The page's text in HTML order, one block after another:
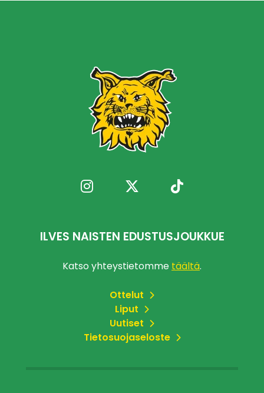
ILVES NAISTEN EDUSTUSJOUKKUE
Katso yhteystietomme täältä.
Ottelut
Liput
Uutiset
Tietosuojaseloste